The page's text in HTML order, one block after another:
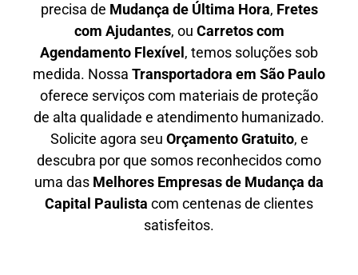
precisa de Mudança de Última Hora, Fretes
com Ajudantes, ou Carretos com
Agendamento Flexível , temos soluções sob
medida. Nossa Transportadora em São Paulo
oferece serviços com materiais de proteção
de alta qualidade e atendimento humanizado.
Solicite agora seu Orçamento Gratuito, e
descubra por que somos reconhecidos como
uma das Melhores Empresas de Mudança da
Capital Paulista com centenas de clientes
satisfeitos.